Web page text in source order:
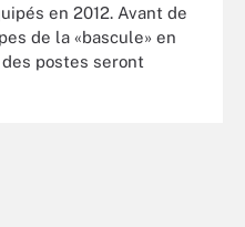
en 2012. Avant de
de la «bascule» en
postes seront